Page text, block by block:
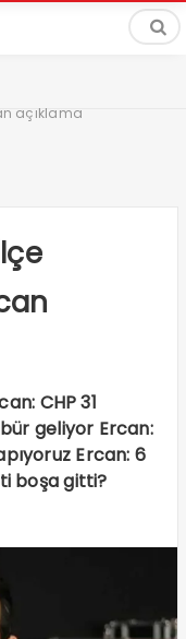
açıklama
CHP 31
geliyor Ercan:
Ercan: 6
boşa gitti?